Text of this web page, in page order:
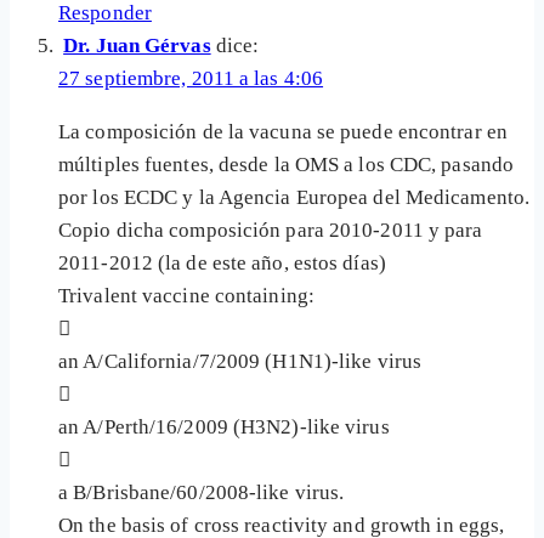
Responder
Dr. Juan Gérvas dice:
27 septiembre, 2011 a las 4:06
La composición de la vacuna se puede encontrar en
múltiples fuentes, desde la OMS a los CDC, pasando
por los ECDC y la Agencia Europea del Medicamento.
Copio dicha composición para 2010-2011 y para
2011-2012 (la de este año, estos días)
Trivalent vaccine containing:

an A/California/7/2009 (H1N1)-like virus

an A/Perth/16/2009 (H3N2)-like virus

a B/Brisbane/60/2008-like virus.
On the basis of cross reactivity and growth in eggs,